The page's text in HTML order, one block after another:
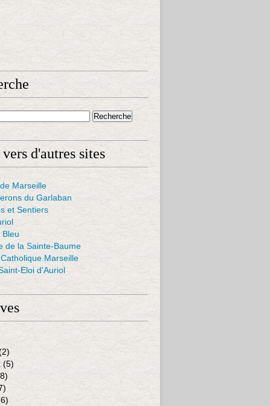
d'autres sites
Marseille
du Garlaban
et Sentiers
Bleu
de la Sainte-Baume
Marseille
Eloi d'Auriol
(5)